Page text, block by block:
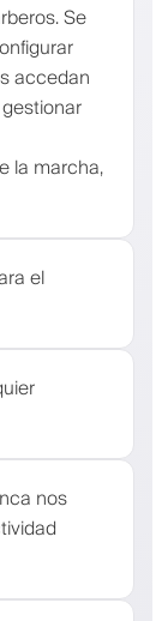
Se
accedan
la marcha,
el
nos